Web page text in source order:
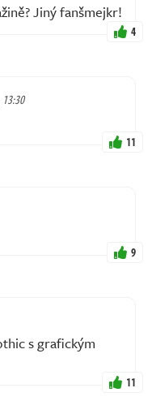
Jiný fanšmejkr!
4
11
9
s grafickým
11